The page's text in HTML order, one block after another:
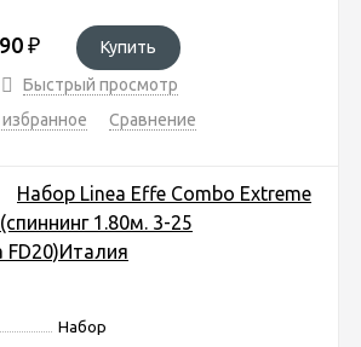
₽
Купить
Быстрый просмотр
Сравнение
Набор Linea Effe Combo Extreme
1.80м. 3-25
FD20)Италия
Набор